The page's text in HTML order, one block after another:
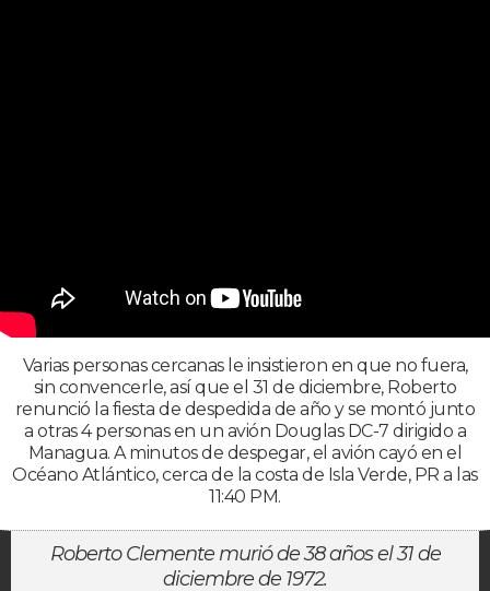
Varias personas cercanas le insistieron en que no fuera,
sin convencerle, así que el 31 de diciembre, Roberto
renunció la fiesta de despedida de año y se montó junto
a otras 4 personas en un avión Douglas DC-7 dirigido a
Managua. A minutos de despegar, el avión cayó en el
Océano Atlántico, cerca de la costa de Isla Verde, PR a las
11:40 PM.
Roberto Clemente murió de 38 años el 31 de
diciembre de 1972.